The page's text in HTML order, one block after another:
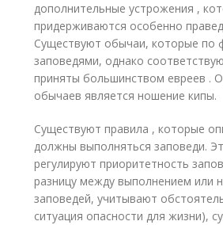
дополнительные устрожения ,
придерживаются особенно
Существуют обычаи, которые по
заповедями, однако
приняты большинством евреев .
обычаев является ношение кипы.
Существуют правила , которые
должны выполняться заповеди.
регулируют приоритетность
разницу между выполнением или
заповедей, учитывают
ситуация опасности для жизни),